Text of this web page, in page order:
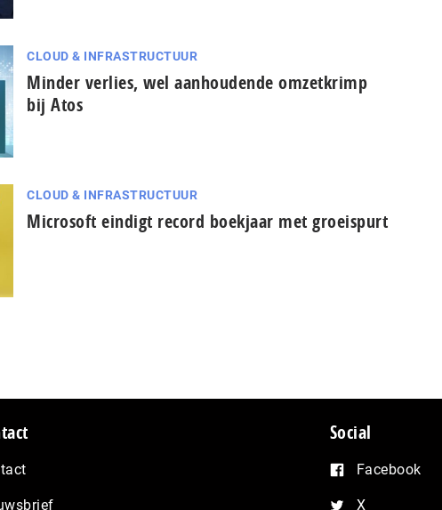
CLOUD & INFRASTRUCTUUR
Minder verlies, wel aanhoudende omzetkrimp
bij Atos
CLOUD & INFRASTRUCTUUR
Microsoft eindigt record boekjaar met groeispurt
Social
Facebook
X